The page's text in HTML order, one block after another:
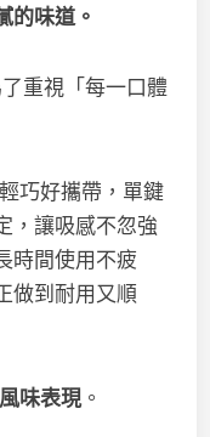
的味道。
了重視「每一口體
巧好攜帶，單鍵
，讓吸感不忽強
時間使用不疲
做到耐用又順
味表現 。